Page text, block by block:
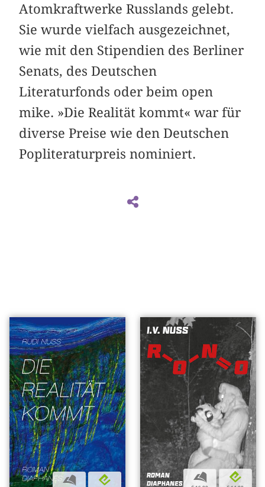
Atomkraftwerke Russlands gelebt.
Sie wurde vielfach ausgezeichnet,
wie mit den Stipendien des Berliner
Senats, des Deutschen
Literaturfonds oder beim open
mike. »Die Realität kommt« war für
diverse Preise wie den Deutschen
Popliteraturpreis nominiert.
b e b e